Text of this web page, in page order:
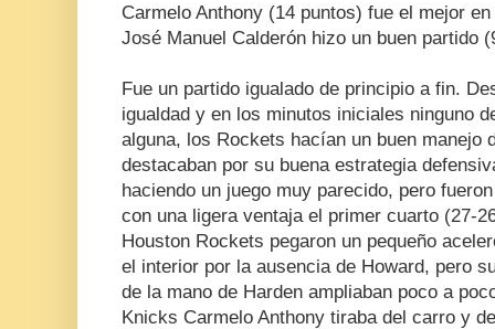
Carmelo Anthony (14 puntos) fue el mejor
José Manuel Calderón hizo un buen partido
Fue un partido igualado de principio a fin.
igualdad y en los minutos iniciales ninguno
alguna, los Rockets hacían un buen manejo
destacaban por su buena estrategia
haciendo un juego muy parecido, pero
con una ligera ventaja el primer cuarto (27-
Houston Rockets pegaron un pequeño
el interior por la ausencia de Howard, pero
de la mano de Harden ampliaban poco a
Knicks Carmelo Anthony tiraba del carro y